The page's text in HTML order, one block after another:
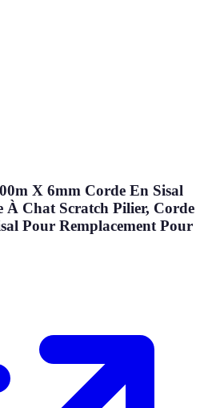
X 6mm Corde En Sisal
À Chat Scratch Pilier, Corde
Pour Remplacement Pour